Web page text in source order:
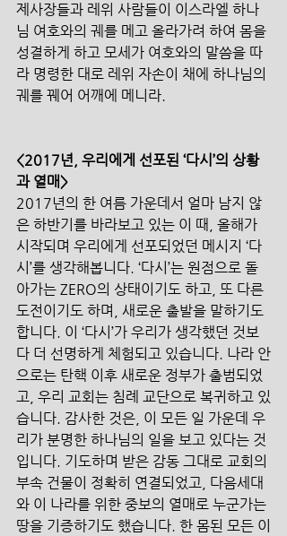
제사장들과 레위 사람들이 이스라엘 하나
님 여호와의 궤를 메고 올라가려 하여 몸을
성결하게 하고 모세가 여호와의 말씀을 따
라 명령한 대로 레위 자손이 채에 하나님의
궤를 꿰어 어깨에 메니라.
<2017년, 우리에게 선포된 ‘다시’의 상황
과 열매>
2017년의 한 여름 가운데서 얼마 남지 않
은 하반기를 바라보고 있는 이 때, 올해가
시작되며 우리에게 선포되었던 메시지 ‘다
시’를 생각해봅니다. ‘다시’는 원점으로 돌
아가는 ZERO의 상태이기도 하고, 또 다른
도전이기도 하며, 새로운 출발을 말하기도
합니다. 이 ‘다시’가 우리가 생각했던 것보
다 더 선명하게 체험되고 있습니다. 나라 안
으로는 탄핵 이후 새로운 정부가 출범되었
고, 우리 교회는 침례 교단으로 복귀하고 있
습니다. 감사한 것은, 이 모든 일 가운데 우
리가 분명한 하나님의 일을 보고 있다는 것
입니다. 기도하며 받은 감동 그대로 교회의
부속 건물이 정확히 연결되었고, 다음세대
와 이 나라를 위한 중보의 열매로 누군가는
땅을 기증하기도 했습니다. 한 몸된 모든 이